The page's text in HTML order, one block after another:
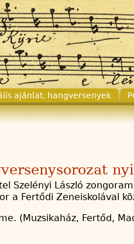
ajánlat, hangversenyek
Szelényi László
a Fertődi Zeneiskolával
(Muzsikaház, Fertőd,